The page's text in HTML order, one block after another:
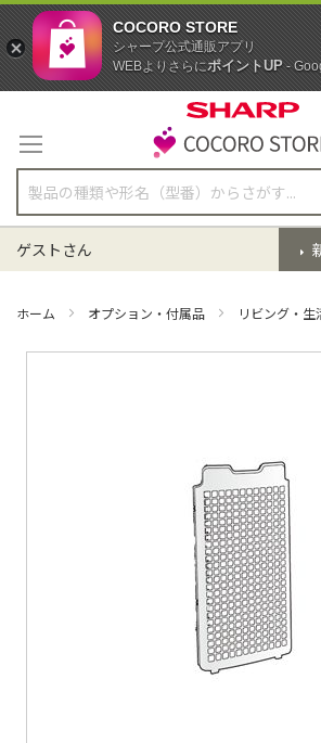
テ
ン
ツ
に
ス
キ
ッ
ゲストさん
ホーム オプション・付属品 リビング・生
COCORO STORE
シャープ公式通販アプリ
WEBよりさらにポイントUP-